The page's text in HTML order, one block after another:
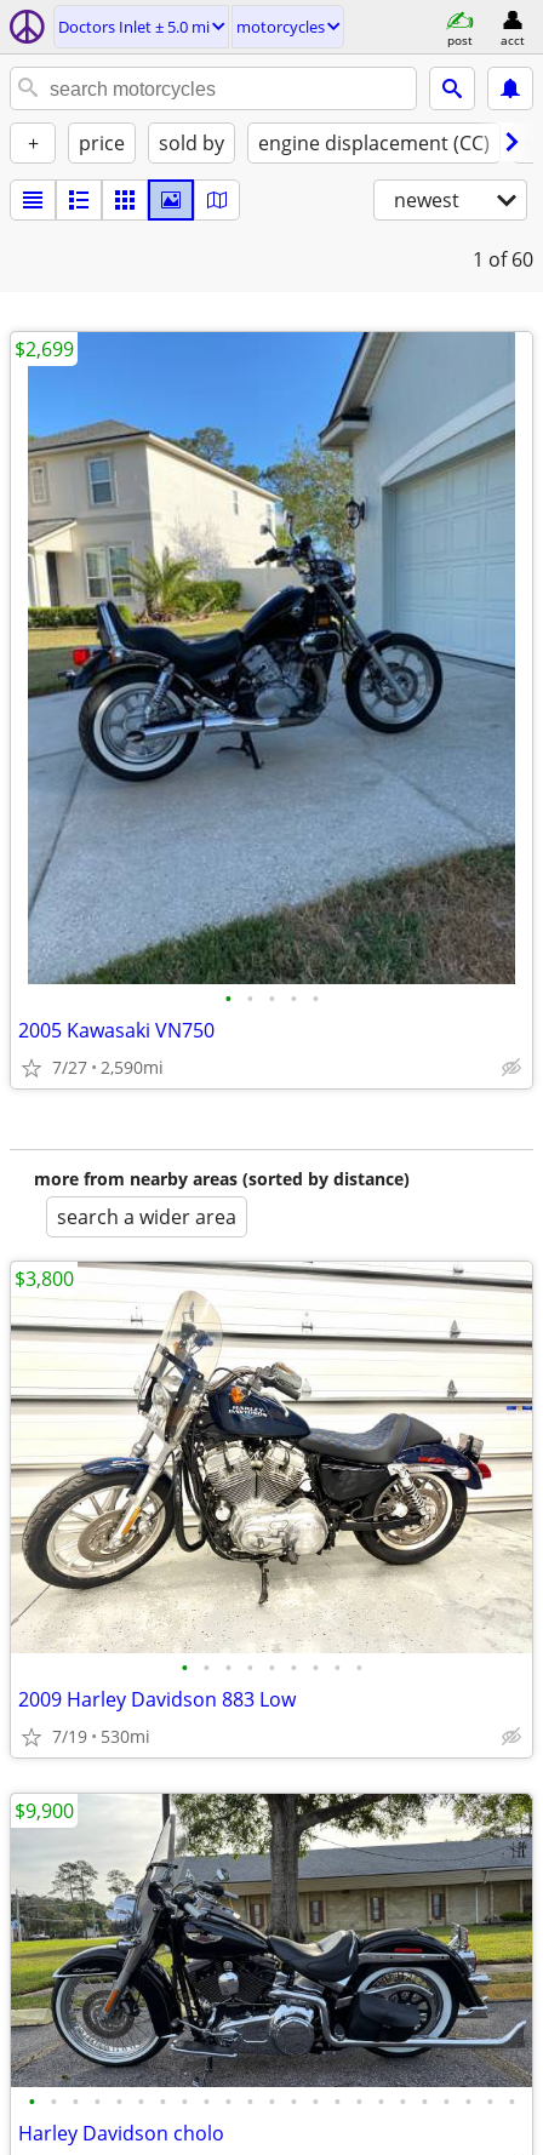
Doctors Inlet ± 5.0 mi motorcycles
post acct
+ price sold by engine displacement (CC)
newest
1 of 60
• • • • •
2005 Kawasaki VN750
7/27 2,590mi
$2,699
more from nearby areas (sorted by distance)
search a wider area
• • • • • • • • •
2009 Harley Davidson 883 Low
7/19 530mi
$3,800
• • • • • • • • • • • • • • • • • • • • • • •
Harley Davidson cholo
$9,900